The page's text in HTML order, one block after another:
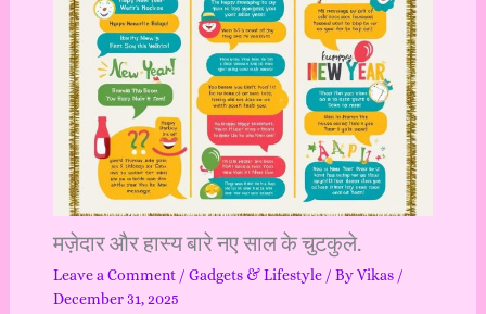
मज़ेदार और हास्य बारे नए साल के चुटकुले.
Leave a Comment / Gadgets & Lifestyle/ ByVikas /
December 31, 2025